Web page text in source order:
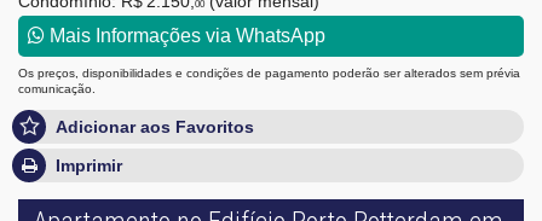
00
Mais Informações via WhatsApp
Os preços, disponibilidades e condições de pagamento poderão ser alterados sem prévia
comunicação.
Adicionar aos Favoritos
Imprimir